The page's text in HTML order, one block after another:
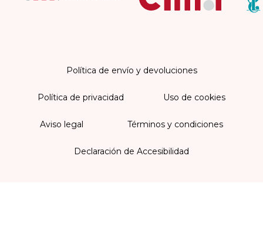
Política de envío y devoluciones
Política de privacidad Uso de cookies
Aviso legal Términos y condiciones
Declaración de Accesibilidad